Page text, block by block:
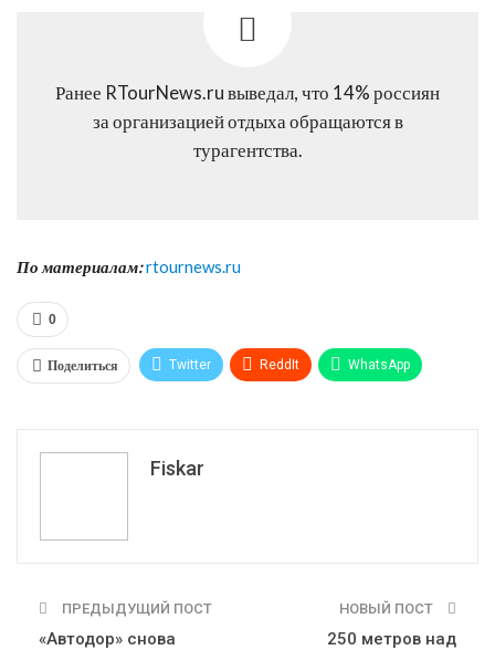
Ранее RTourNews.ru выведал, что 14% россиян
за организацией отдыха обращаются в
турагентства.
По материалам:rtournews.ru
0
Поделиться Twitter ReddIt WhatsApp
Fiskar
ПРЕДЫДУЩИЙ ПОСТ
«Автодор» снова
НОВЫЙ ПОСТ
250 метров над